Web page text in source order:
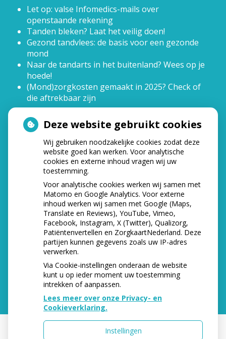
Let op: valse Infomedics-mails over
openstaande rekening
Tanden bleken? Laat het veilig doen!
Gezond tandvlees: de basis voor een gezonde
mond
Naar de tandarts in het buitenland? Wees op je
hoede!
(Mond)zorgkosten gemaakt in 2025? Check of
die aftrekbaar zijn
HOE GEZOND IS JE MOND?
Deze website gebruikt cookies
Wij gebruiken noodzakelijke cookies zodat deze
website goed kan werken. Voor analytische
cookies en externe inhoud vragen wij uw
toestemming.
Voor analytische cookies werken wij samen met
Matomo en Google Analytics. Voor externe
inhoud werken wij samen met Google (Maps,
Translate en Reviews), YouTube, Vimeo,
Facebook, Instagram, X (Twitter), Qualizorg,
Patiëntenvertellen en ZorgkaartNederland. Deze
partijen kunnen gegevens zoals uw IP-adres
verwerken.
Via Cookie-instellingen onderaan de website
kunt u op ieder moment uw toestemming
intrekken of aanpassen.
Lees meer over onze Privacy- en
Cookieverklaring.
Instellingen